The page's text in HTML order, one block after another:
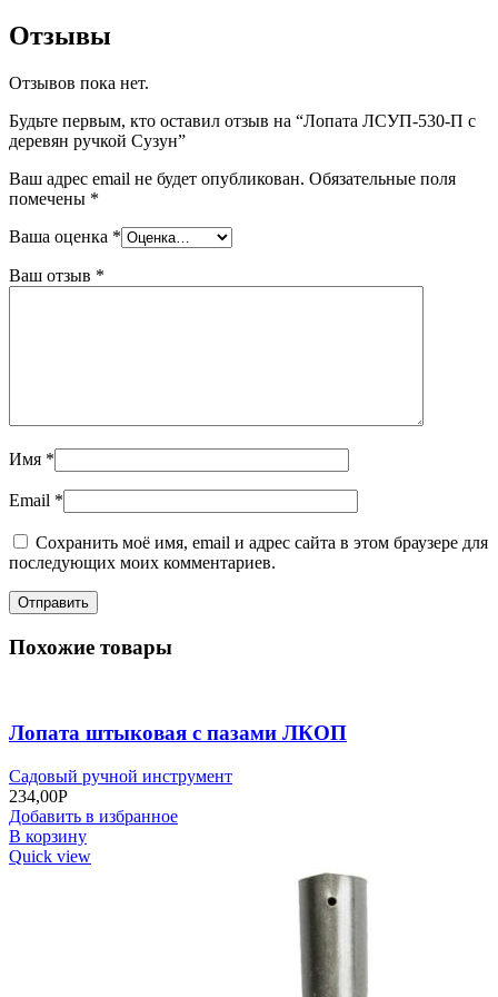
Отзывы
Отзывов пока нет.
Будьте первым, кто оставил отзыв на “Лопата ЛСУП-530-П с
деревян ручкой Сузун”
Ваш адрес email не будет опубликован. Обязательные поля
помечены *
Ваша оценка *
Ваш отзыв *
Имя *
Email *
Сохранить моё имя, email и адрес сайта в этом браузере для
последующих моих комментариев.
Похожие товары
Лопата штыковая с пазами ЛКОП
Садовый ручной инструмент
234,00Р
Добавить в избранное
В корзину
Quick view